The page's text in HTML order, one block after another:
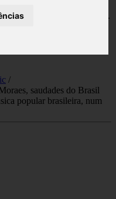
“Chef” conceituado.
mistura equilibrada de
/
saudades do Brasil
popular brasileira, num